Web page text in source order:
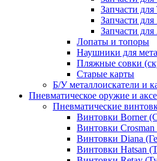
Запчасти для
Запчасти
Запчасти
Лопаты и топоры
Наушники для
Пляжные совки
Старые карты
Б/У металлоискатели и
Пневматическое оружие и
Пневматические
Винтовки Borner
Винтовки
Винтовки Diana
Винтовки Hatsan